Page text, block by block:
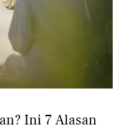
Ini 7 Alasan